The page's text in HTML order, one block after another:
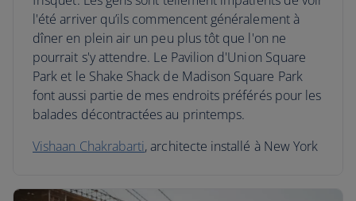
l'été arriver qu’ils commencent généralement à
dîner en plein air un peu plus tôt que l'on ne
pourrait s'y attendre. Le Pavilion d'Union Square
Park et le Shake Shack de Madison Square Park
font aussi partie de mes endroits préférés pour les
balades décontractées au printemps.
Vishaan Chakrabarti, architecte installé à New York